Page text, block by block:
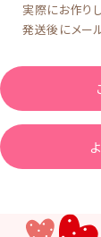
実際にお作り
発送後にメー